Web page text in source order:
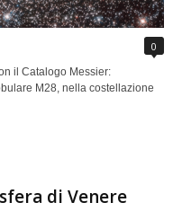
0
il Catalogo Messier:
M28, nella costellazione
di Venere